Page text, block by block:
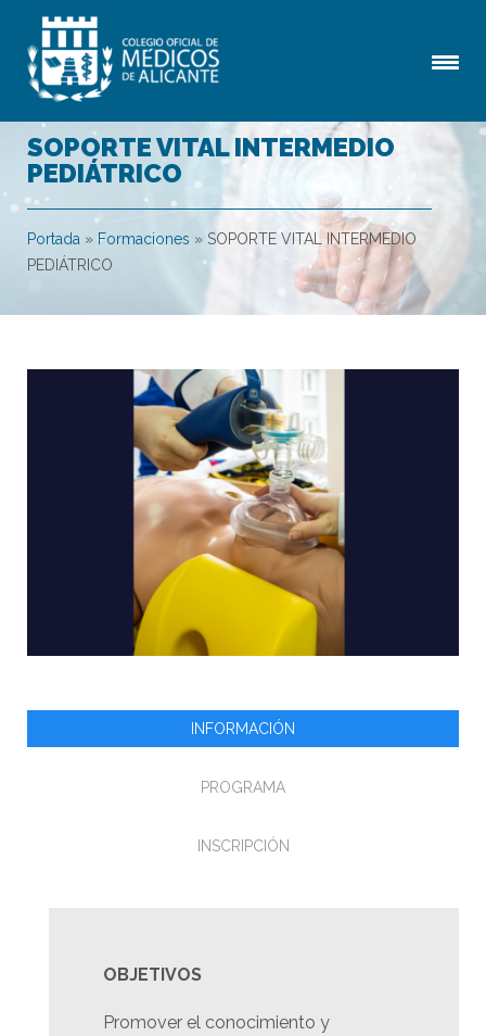
SOPORTE VITAL INTERMEDIO
PEDIÁTRICO
Portada » Formaciones » SOPORTE VITAL INTERMEDIO
PEDIÁTRICO
INFORMACIÓN
PROGRAMA
INSCRIPCIÓN
OBJETIVOS
Promover el conocimiento y